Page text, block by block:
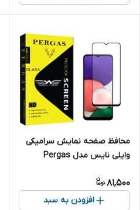
محافظ صفحه نمایش سرامیکی
وایلی نایس مدل Pergas
سامسونگ Galaxy A22 5G
81,500
افزودن به سبد